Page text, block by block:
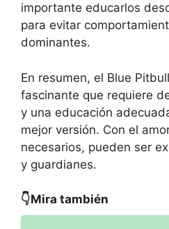
importante educarlos
para evitar
dominantes.
En resumen, el Blue
fascinante que requiere
y una educación
mejor versión. Con el
necesarios, pueden ser
y guardianes.
👇Mira también